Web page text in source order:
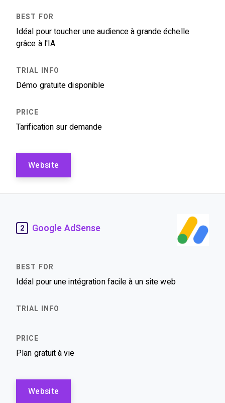
Idéal pour toucher une audience à grande échelle
grâce à l'IA
Démo gratuite disponible
Tarification sur demande
Website
2 Google AdSense
Idéal pour une intégration facile à un site web
Plan gratuit à vie
Website